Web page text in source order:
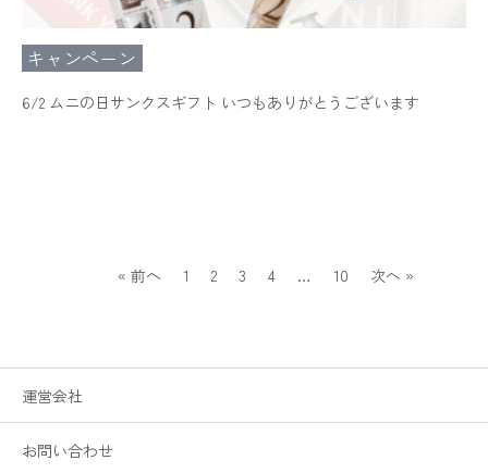
キャンペーン
6/2 ムニの日サンクスギフト いつもありがとうございます
« 前へ 1 2 3 4 … 10 次へ »
運営会社
お問い合わせ